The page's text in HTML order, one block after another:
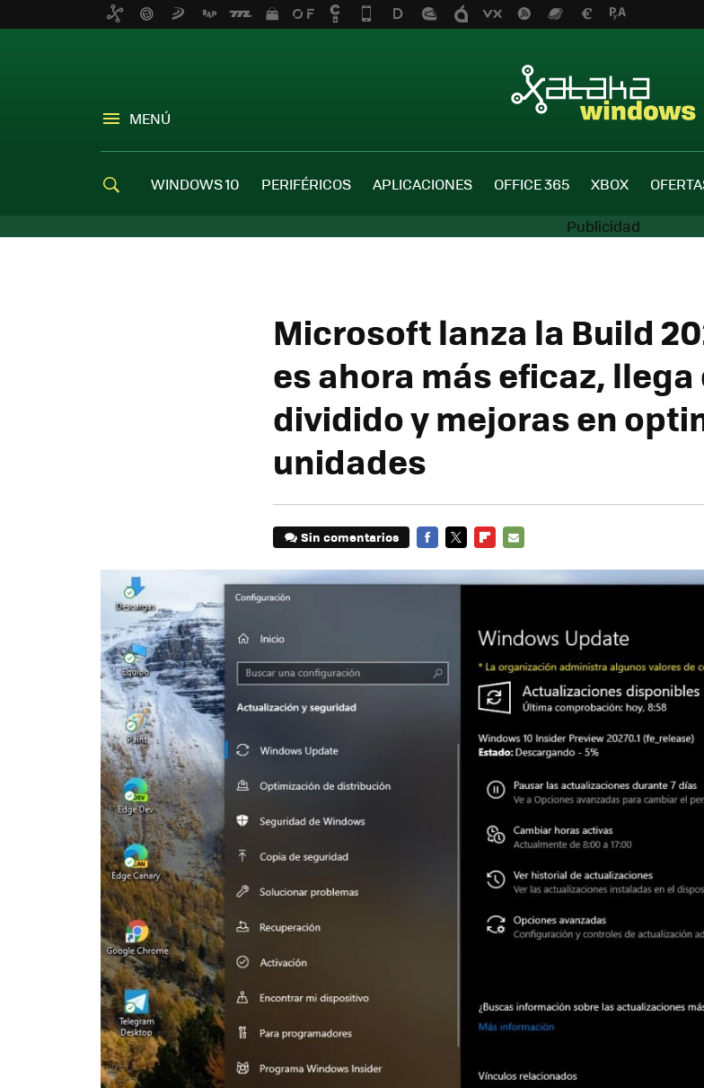
MENÚ
WINDOWS 10 PERIFÉRICOS APLICACIONES OFFICE 365 XBOX
Microsoft lanza la Build
es ahora más eficaz,
dividido y mejoras en
unidades
Sin comentarios
MAIL